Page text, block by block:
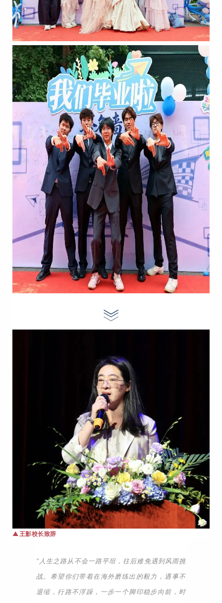
▲王影校长致辞
“人生之路从不会一路平坦，往后难免遇到风雨挑
战。希望你们带着在海外磨练出的毅力，遇事不
退缩，行路不浮躁，一步一个脚印稳步向前，时